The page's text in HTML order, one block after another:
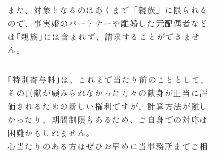
また、対象となるのはあくまで「親族」に限られる
ので、事実婚のパートナーや離婚した元配偶者など
は｢親族｣には含まれず、請求することができませ
ん。
｢特別寄与料｣は、これまで当たり前のこととして、
その貢献が顧みられなかった方々の献身が正当に評
価されるための新しい権利ですが、計算方法が難し
かったり、期間制限もあるため、ご自身での対応は
困難かもしれません。
心当たりのある方はぜひお早めに当事務所までご相